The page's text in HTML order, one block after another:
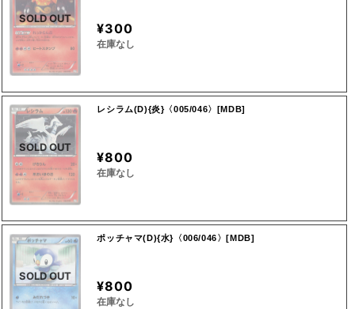
SOLD OUT
¥300
在庫なし
SOLD OUT
レシラム(D){炎}〈005/046〉[MDB]
¥800
在庫なし
SOLD OUT
ポッチャマ(D){水}〈006/046〉[MDB]
¥800
在庫なし